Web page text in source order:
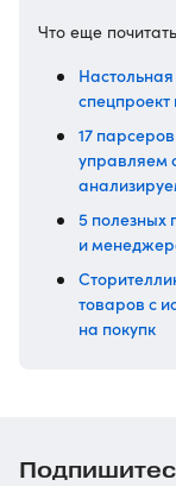
Что еще
17
управляем
5 полезных
и
товаров с
на покупк